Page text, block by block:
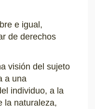
e igual,
de derechos
visión del sujeto
a una
individuo, a la
la naturaleza,